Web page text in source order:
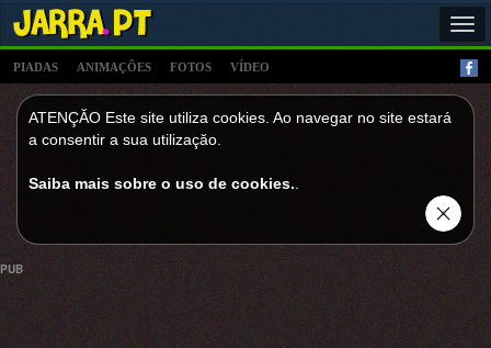
PIADAS ANIMAÇÕES FOTOS VÍDEO
ATENÇĂO Este site utiliza cookies. Ao navegar no site estará
a consentir a sua utilizaçăo.
Saiba mais sobre o uso de cookies.
PUB